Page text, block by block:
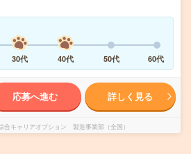
30代 40代 50代 60代
応募へ進む 詳しく見る
合キャリアオプション 製造事業部（全国）